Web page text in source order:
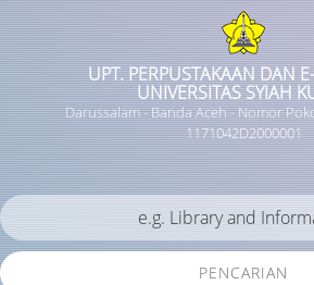
UPT. PERPUSTAKAAN DAN
UNIVERSITAS SYIAH
Darussalam - Banda Aceh - Nomor
1171042D2000001
PENCARIAN